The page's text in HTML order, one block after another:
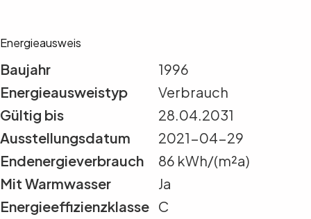
Energieausweis
Baujahr
1996
Energieausweistyp
Verbrauch
Gültig bis
28.04.2031
Ausstellungsdatum
2021-04-29
Endenergieverbrauch
86 kWh/(m²a)
Mit Warmwasser
Ja
Energieeffizienzklasse C